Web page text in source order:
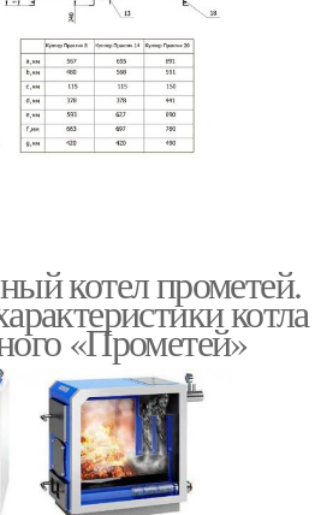
котел прометей.
котла
«Прометей»